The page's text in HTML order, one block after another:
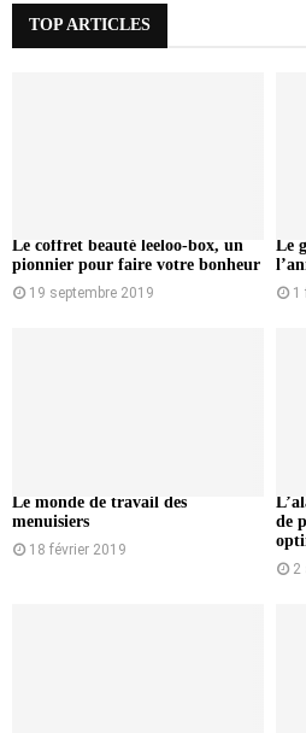
TOP ARTICLES
Le coffret beauté leeloo-box, un
pionnier pour faire votre bonheur
19 septembre 2019
Le
1
Le monde de travail des
menuisiers
18 février 2019
de
2